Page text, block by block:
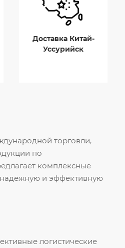
Доставка Китай-
Уссурийск
торговли,
по
комплексные
надежную и эффективную
логистические